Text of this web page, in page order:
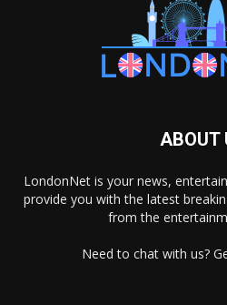
ABOUT
LondonNet is your news,
provide you with the latest
from the
Need to chat with us?